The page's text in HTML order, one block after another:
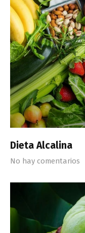
Dieta Alcalina
No hay comentarios